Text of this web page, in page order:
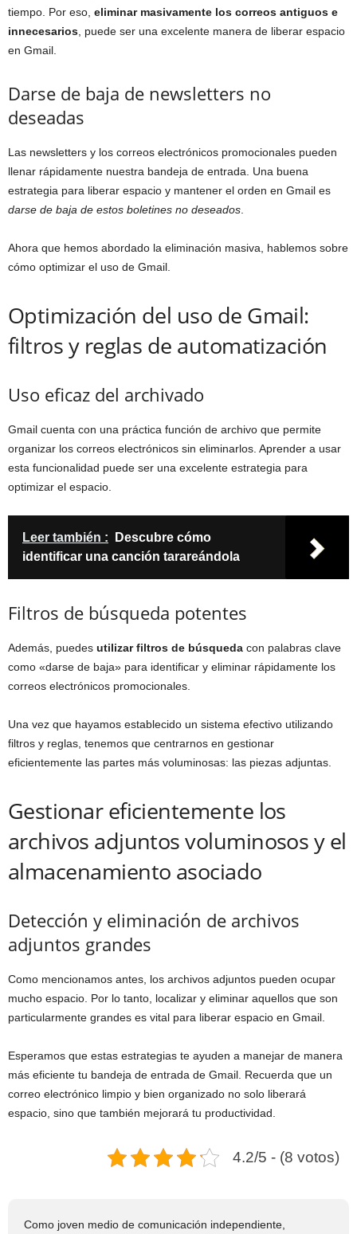
tiempo. Por eso, eliminar masivamente los correos antiguos e
innecesarios , puede ser una excelente manera de liberar espacio
en Gmail.
Darse de baja de newsletters no
deseadas
Las newsletters y los correos electrónicos promocionales pueden
llenar rápidamente nuestra bandeja de entrada. Una buena
estrategia para liberar espacio y mantener el orden en Gmail es
darse de baja de estos boletines no deseados
Ahora que hemos abordado la eliminación masiva, hablemos sobre
cómo optimizar el uso de Gmail.
Optimización del uso de Gmail:
filtros y reglas de automatización
Uso eficaz del archivado
Gmail cuenta con una práctica función de archivo que permite
organizar los correos electrónicos sin eliminarlos. Aprender a usar
esta funcionalidad puede ser una excelente estrategia para
optimizar el espacio.
Leer también :
Descubre cómo
identificar una canción tarareándola
Filtros de búsqueda potentes
Además, puedes utilizar filtros de búsqueda con palabras clave
como «darse de baja» para identificar y eliminar rápidamente los
correos electrónicos promocionales.
Una vez que hayamos establecido un sistema efectivo utilizando
filtros y reglas, tenemos que centrarnos en gestionar
eficientemente las partes más voluminosas: las piezas adjuntas.
Gestionar eficientemente los
archivos adjuntos voluminosos y el
almacenamiento asociado
Detección y eliminación de archivos
adjuntos grandes
Como mencionamos antes, los archivos adjuntos pueden ocupar
mucho espacio. Por lo tanto, localizar y eliminar aquellos que son
particularmente grandes es vital para liberar espacio en Gmail.
Esperamos que estas estrategias te ayuden a manejar de manera
más eficiente tu bandeja de entrada de Gmail. Recuerda que un
correo electrónico limpio y bien organizado no solo liberará
espacio, sino que también mejorará tu productividad.
4.2/5 - (8 votos)
Como joven medio de comunicación independiente,